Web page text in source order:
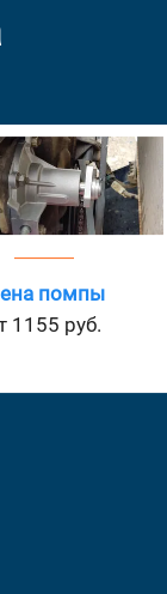
генератора
6985 руб.